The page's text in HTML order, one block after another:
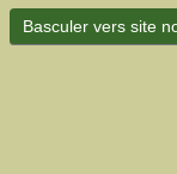
Basculer vers site